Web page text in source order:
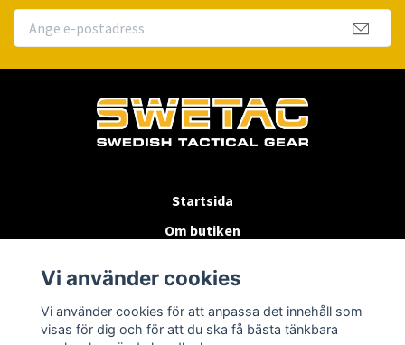
Startsida
Om butiken
Byten & Returer
Kontakta oss
Vi använder cookies
Vi använder cookies för att anpassa det innehåll som
visas för dig och för att du ska få bästa tänkbara